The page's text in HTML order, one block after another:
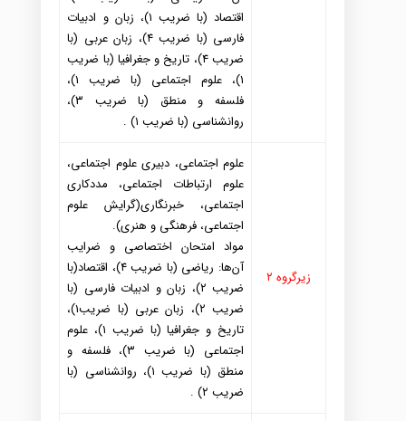
اقتصاد (با ضریب ۱)، زبان و اد
بیات
فارسی (با ضریب ۴)، زبان عربی (با
ضریب ۴)، تاریخ و جغرافیا (با ضریب
۱)، علوم اجتماعی (با ضریب ۱)،
فلسفه و منطق (با ضریب ۳)،
روانشناسی (با ضریب ۱) .
زیرگروه ۲
علوم اجتماعی، دبیری علوم اجتماعی،
علوم ارتباطات اجتماعی، مددکاری
اجتماعی، خبرنگاری(گرایش علوم
اجتماعی، فرهنگی و هنری).
مواد امتحان اختصاصی و ضرایب
آنها: ریاضی (با ضریب ۴)، اقتصاد
(با
ضریب ۲)، زبان و اد
بیات فارسی (با
ضریب ۲)، زبان عربی (با ضریب۱)،
تاریخ و جغرافیا (با ضریب ۱)، علوم
اجتماعی (با ضریب ۳)، فلسفه و
منطق (با ضریب ۱)، روانشناسی (با
ضریب ۲) .